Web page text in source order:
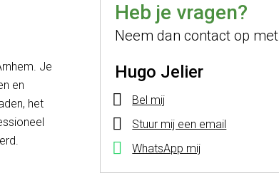
Je
en
het
Heb je vragen?
Neem dan contact op met
Hugo Jelier
Bel mij
Stuur mij een email
WhatsApp mij